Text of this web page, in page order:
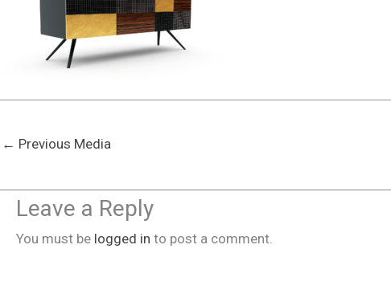
← Previous Media
Leave a Reply
You must be logged in to post a comment.